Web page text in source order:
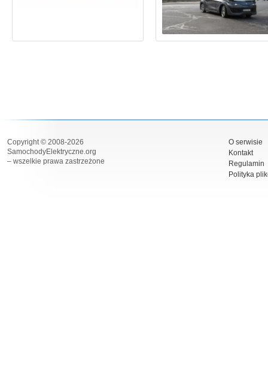
Copyright © 2008-2026
SamochodyElektryczne.org
– wszelkie prawa zastrzeżone
O serwisie
Kontakt
Regulamin
Polityka